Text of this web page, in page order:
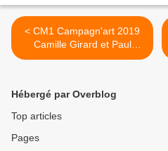
< CM1 Campagn'art 2019
Camille Girard et Paul
Brunet
Hébergé par Overblog
Top articles
Pages